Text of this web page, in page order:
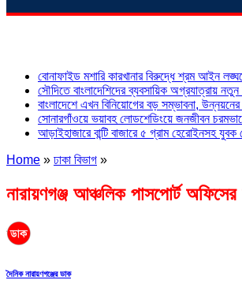
বোনাফাইড মশারি কারখানার বিরুদ্ধে শ্রম আইন
সৌদিতে বাংলাদেশিদের ব্যবসায়িক অগ্রযাত্রায়
বাংলাদেশে এখন বিনিয়োগের বড় সম্ভাবনা,
সোনারগাঁওয়ে ভয়াবহ লোডশেডিংয়ে জনজীবন
আড়াইহাজারে বান্টি বাজারে ৫ গ্রাম হেরোইনসহ যুবক
Home » ঢাকা বিভাগ »
নারায়ণগঞ্জ আঞ্চলিক পাসপোর্ট
দৈনিক নারায়ণগঞ্জের ডাক